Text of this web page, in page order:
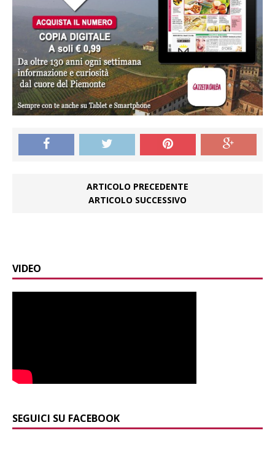
ARTICOLO PRECEDENTE
ARTICOLO SUCCESSIVO
VIDEO
SEGUICI SU FACEBOOK